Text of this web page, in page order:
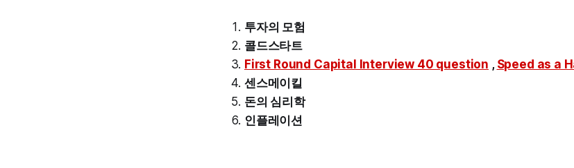
투자의 모험
콜드스타트
First Round Capital Interview 40 question , Speed as a
센스메이킬
돈의 심리학
인플레이션